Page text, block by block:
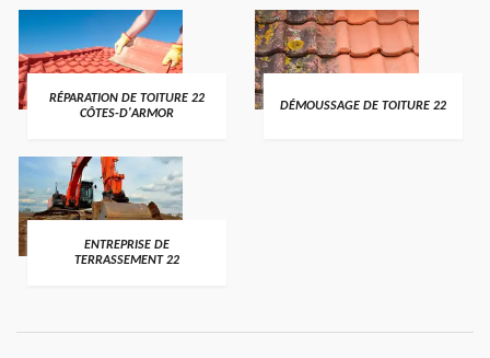
RÉPARATION DE TOITURE 22
CÔTES-D'ARMOR
DÉMOUSSAGE DE TOITURE 22
ENTREPRISE DE
TERRASSEMENT 22